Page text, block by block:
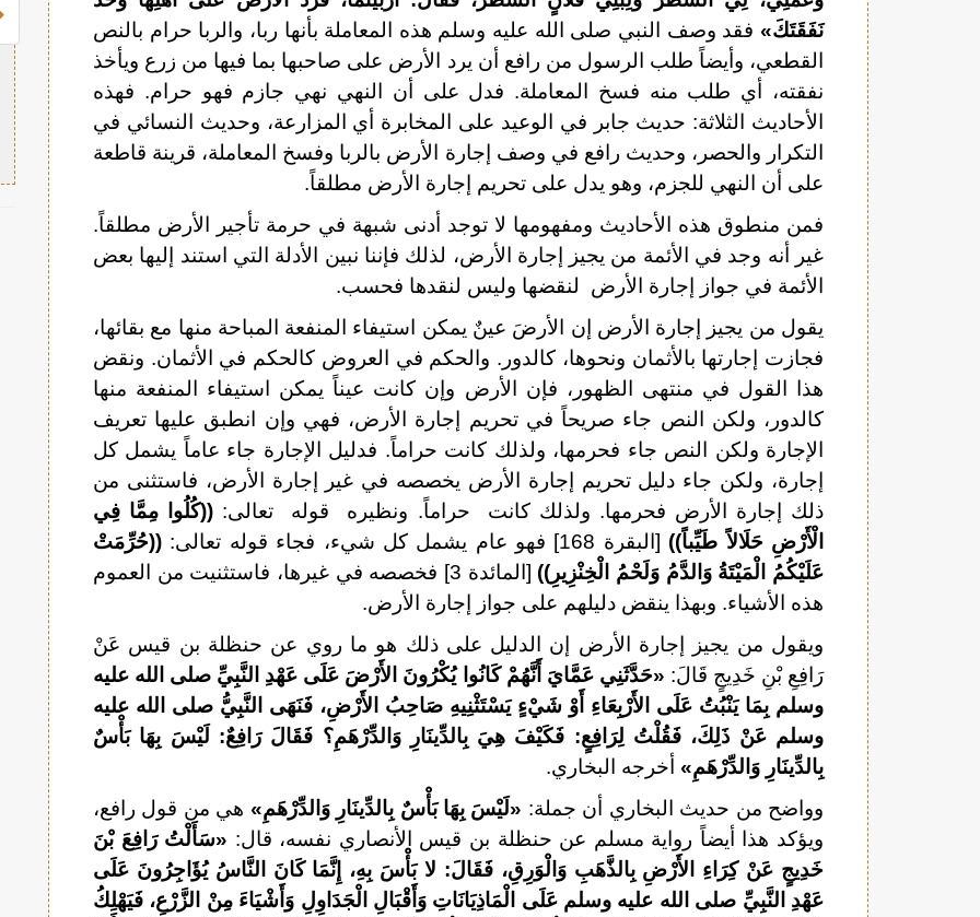
نَفَقَتَكَ» فقد وصف النبي صلى الله عليه وسلم هذه المعاملة بأنها ربا، والربا حرام بالنص
القطعي، وأيضاً طلب الرسول من رافع أن يرد الأرض على صاحبها بما فيها من زرع ويأخذ
نفقته، أي طلب منه فسخ المعاملة. فدل على أن النهي نهي جازم فهو حرام. فهذه
الأحاديث الثلاثة: حديث جابر في الوعيد على المخابرة أي المزارعة، وحديث النسائي في
التكرار والحصر، وحديث رافع في وصف إجارة الأرض بالربا وفسخ المعاملة، قرينة قاطعة
على أن النهي للجزم، وهو يدل على تحريم إجارة الأرض مطلقاً.
فمن منطوق هذه الأحاديث ومفهومها لا توجد أدنى شبهة في حرمة تأجير الأرض مطلقاً.
غير أنه وجد في الأئمة من يجيز إجارة الأرض، لذلك فإننا نبين الأدلة التي استند إليها بعض
الأئمة في جواز إجارة الأرض لنقضها وليس لنقدها فحسب.
يقول من يجيز إجارة الأرض إن الأرضَ عينٌ يمكن استيفاء المنفعة المباحة منها مع بقائها،
فجازت إجارتها بالأثمان ونحوها، كالدور. والحكم في العروض كالحكم في الأثمان. ونقض
هذا القول في منتهى الظهور، فإن الأرض وإن كانت عيناً يمكن استيفاء المنفعة منها
كالدور، ولكن النص جاء صريحاً في تحريم إجارة الأرض، فهي وإن انطبق عليها تعريف
الإجارة ولكن النص جاء فحرمها، ولذلك كانت حراماً. فدليل الإجارة جاء عاماً يشمل كل
إجارة، ولكن جاء دليل تحريم إجارة الأرض يخصصه في غير إجارة الأرض، فاستثنى من
ذلك إجارة الأرض فحرمها. ولذلك كانت حراماً. ونظيره قوله تعالى: ((كُلُوا مِمَّا فِي
الْأَرْضِ حَلَالاً طَيِّباً)) [البقرة 168] فهو عام يشمل كل شيء، فجاء قوله تعالى:
((حُرِّمَتْ
عَلَيْكُمُ الْمَيْتَةُ وَالدَّمُ وَلَحْمُ الْخِنْزِيرِ))
[المائدة 3] فخصصه في غيرها، فاستثنيت من العموم
هذه الأشياء. وبهذا ينقض دليلهم على جواز إجارة الأرض.
ويقول من يجيز إجارة الأرض إن الدليل على ذلك هو ما روي عن حنظلة بن قيس عَنْ
رَافِعِ بْنِ خَدِيجٍ قَالَ: «حَدَّثَنِي عَمَّايَ أَنَّهُمْ كَانُوا يُكْرُونَ الأَرْضَ عَلَى عَهْدِ النَّبِيِّ صلى الله عليه
وسلم بِمَا يَنْبُتُ عَلَى الأَرْبِعَاءِ أَوْ شَيْءٍ يَسْتَثْنِيهِ صَاحِبُ الأَرْضِ، فَنَهَى النَّبِيُّ صلى الله عليه
وسلم عَنْ ذَلِكَ، فَقُلْتُ لِرَافِعٍ: فَكَيْفَ هِيَ بِالدِّينَارِ وَالدِّرْهَمِ؟ فَقَالَ رَافِعٌ: لَيْسَ بِهَا بَأْسٌ
بِالدِّينَارِ وَالدِّرْهَمِ» أخرجه البخاري.
وواضح من حديث البخاري أن جملة: «لَيْسَ بِهَا بَأْسٌ بِالدِّينَارِ وَالدِّرْهَمِ» هي من قول رافع،
ويؤكد هذا أيضاً رواية مسلم عن حنظلة بن قيس الأنصاري نفسه، قال: «سَأَلْتُ رَافِعَ بْنَ
خَدِيجٍ عَنْ كِرَاءِ الأَرْضِ بِالذَّهَبِ وَالْوَرِقِ، فَقَالَ: لا بَأْسَ بِهِ، إِنَّمَا كَانَ النَّاسُ يُؤَاجِرُونَ عَلَى
عَهْدِ النَّبِيِّ صلى الله عليه وسلم عَلَى الْمَاذِيَانَاتِ وَأَقْبَالِ الْجَدَاوِلِ وَأَشْيَاءَ مِنْ الزَّرْعِ، فَيَهْلِكُ